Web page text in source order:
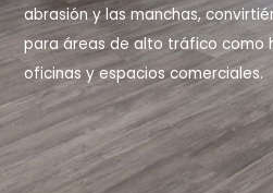
abrasión y las manchas,
para áreas de alto tráfico como
oficinas y espacios comerciales.